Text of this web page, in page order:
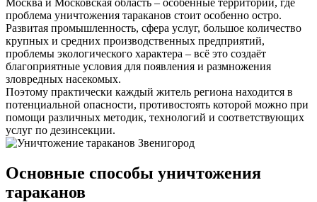
проблема уничтожения тараканов стоит особенно остро.
Развитая промышленность, сфера услуг, большое количество
крупных и средних производственных предприятий,
проблемы экологического характера – всё это создаёт
благоприятные условия для появления и размножения
зловредных насекомых.
Поэтому практически каждый житель региона находится в
потенциальной опасности, противостоять которой можно при
помощи различных методик, технологий и соответствующих
услуг по дезинсекции.
Основные способы уничтожения
тараканов